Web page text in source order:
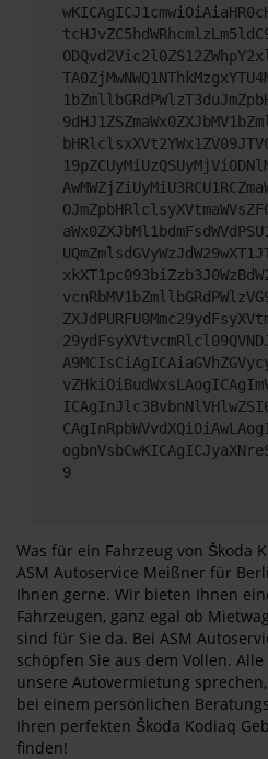
9
Was für ein Fahrzeug von Škoda
ASM Autoservice Meißner für
Ihnen gerne. Wir bieten Ihnen
Fahrzeugen, ganz egal ob
sind für Sie da. Bei ASM
schöpfen Sie aus dem Vollen.
unsere Autovermietung
bei einem persönlichen
Ihren perfekten Škoda Kodiaq
finden!